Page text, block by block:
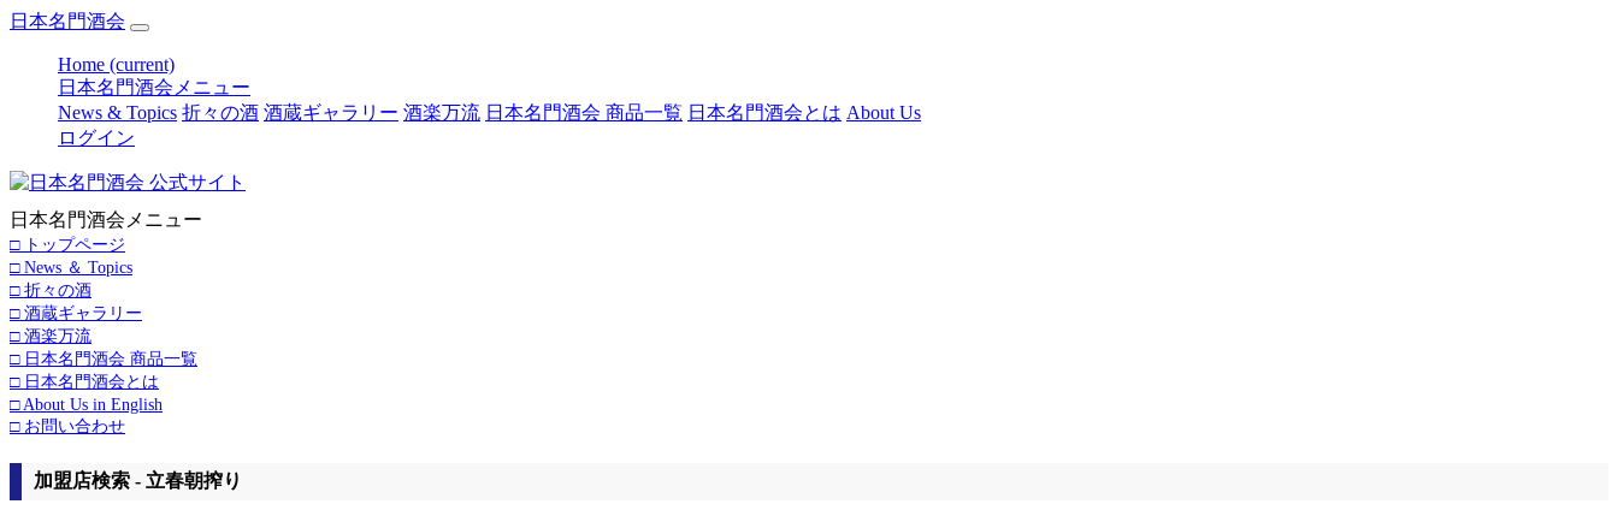
日本名門酒会
Home (current)
日本名門酒会メニュー
News & Topics 折々の酒 酒蔵ギャラリー 酒楽万流 日本名門酒会 商品一覧 日本名門酒会とは About Us
ログイン
日本名門酒会メニュー
□ トップページ
□ News ＆ Topics
□ 折々の酒
□ 酒蔵ギャラリー
□ 酒楽万流
□ 日本名門酒会 商品一覧
□ 日本名門酒会とは
□ About Us in English
□ お問い合わせ
加盟店検索 - 立春朝搾り